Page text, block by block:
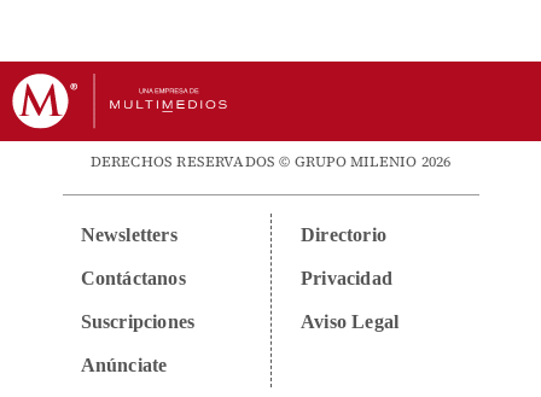
DERECHOS RESERVADOS © GRUPO MILENIO 2026
Newsletters
Contáctanos
Suscripciones
Anúnciate
Directorio
Privacidad
Aviso Legal